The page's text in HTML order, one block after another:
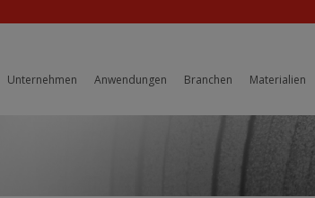
Unternehmen Anwendungen Branchen Materialien